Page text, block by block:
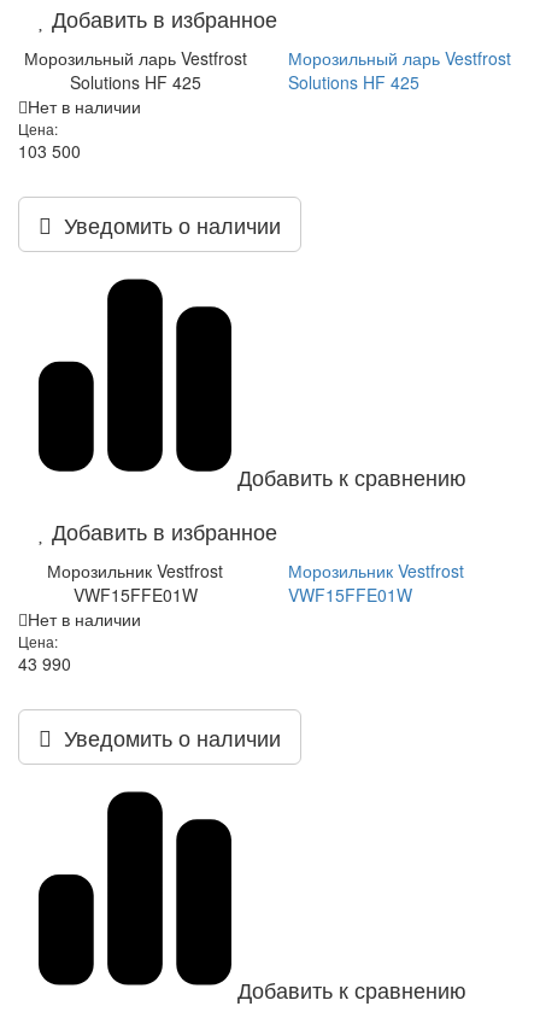
Добавить в избранное
Морозильный ларь Vestfrost
Solutions HF 425
Морозильный ларь Vestfrost
Solutions HF 425
Нет в наличии
Цена:
103 500
Уведомить о наличии
Добавить к сравнению
Добавить в избранное
Морозильник Vestfrost
VWF15FFE01W
Морозильник Vestfrost
VWF15FFE01W
Нет в наличии
Цена:
43 990
Уведомить о наличии
Добавить к сравнению